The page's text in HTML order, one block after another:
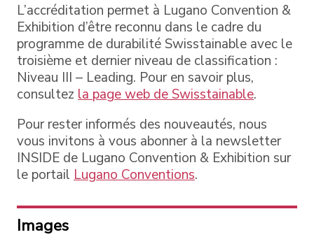
L’accréditation permet à Lugano Convention &
Exhibition d’être reconnu dans le cadre du
programme de durabilité Swisstainable avec le
troisième et dernier niveau de classification :
Niveau III – Leading. Pour en savoir plus,
consultez la page web de Swisstainable.
Pour rester informés des nouveautés, nous
vous invitons à vous abonner à la newsletter
INSIDE de Lugano Convention & Exhibition sur
le portail Lugano Conventions.
Images